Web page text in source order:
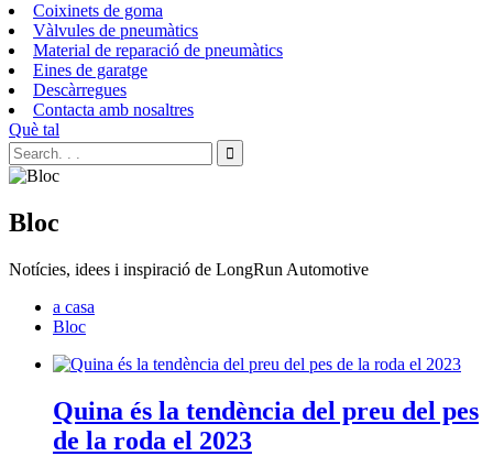
Coixinets de goma
Vàlvules de pneumàtics
Material de reparació de pneumàtics
Eines de garatge
Descàrregues
Contacta amb nosaltres
Què tal
Bloc
Notícies, idees i inspiració de LongRun Automotive
a casa
Bloc
Quina és la tendència del preu del pes
de la roda el 2023